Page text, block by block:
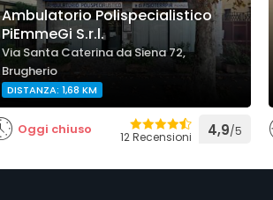
Ambulatorio Polispecialistico
PiEmmeGi S.r.l.
Via Santa Caterina da Siena 72,
Brugherio
DISTANZA: 1,68 KM
Oggi chiuso 12 Recensioni 4,9/5